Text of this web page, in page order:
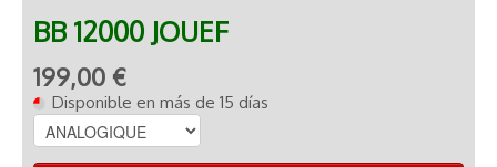
BB 12000 JOUEF
199,00 €
Disponible en más de 15 días